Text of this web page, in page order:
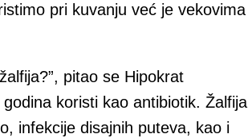
pri kuvanju već je vekovima
pitao se Hipokrat
koristi kao antibiotik. Žalfija
infekcije disajnih puteva, kao i